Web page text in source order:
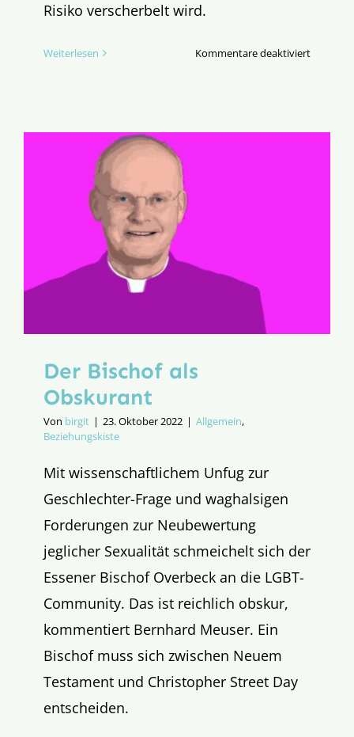
Risiko verscherbelt wird.
Weiterlesen Kommentare deaktiviertfür
Der Bischof als
Obskurant
Von birgit | 23. Oktober 2022 | Allgemein,
Beziehungskiste
Mit wissenschaftlichem Unfug zur
Geschlechter-Frage und waghalsigen
Forderungen zur Neubewertung
jeglicher Sexualität schmeichelt sich der
Essener Bischof Overbeck an die LGBT-
Community. Das ist reichlich obskur,
kommentiert Bernhard Meuser. Ein
Bischof muss sich zwischen Neuem
Testament und Christopher Street Day
entscheiden.